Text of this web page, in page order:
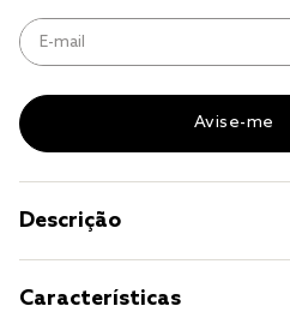
Descrição
Características